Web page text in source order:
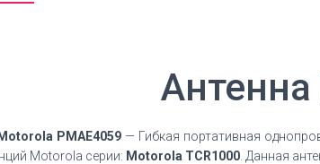
PMAE4059— Гибкая портативная
Motorola серии: Motorola TCR1000 . Данная